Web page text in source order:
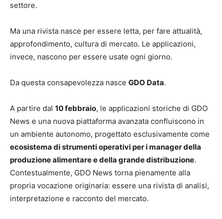
settore.
Ma una rivista nasce per essere letta, per fare attualità,
approfondimento, cultura di mercato. Le applicazioni,
invece, nascono per essere usate ogni giorno.
Da questa consapevolezza nasce GDO Data.
A partire dal 10 febbraio, le applicazioni storiche di GDO
News e una nuova piattaforma avanzata confluiscono in
un ambiente autonomo, progettato esclusivamente come
ecosistema di strumenti operativi per i manager della
produzione alimentare e della grande distribuzione.
Contestualmente, GDO News torna pienamente alla
propria vocazione originaria: essere una rivista di analisi,
interpretazione e racconto del mercato.